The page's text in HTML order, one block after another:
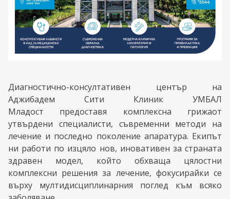
Диагностично-консултативен център на
Аджибадем Сити Клиник УМБАЛ
Младост предоставя комплексна грижаот
утвърдени специалисти, съвременни методи на
лечение и последно поколение апаратура. Екипът
ни работи по изцяло нов, иновативен за страната
здравен модел, който обхваща цялостни
комплексни решения за лечение, фокусирайки се
върху мултидисциплинарния поглед към всяко